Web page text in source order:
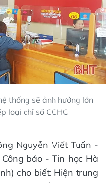
thống sẽ ảnh hưởng lớn
loại chỉ số CCHC
Nguyễn Viết Tuấn -
báo - Tin học Hà
cho biết: Hiện trung